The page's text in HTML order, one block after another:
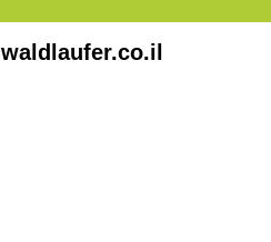
waldlaufer.co.il